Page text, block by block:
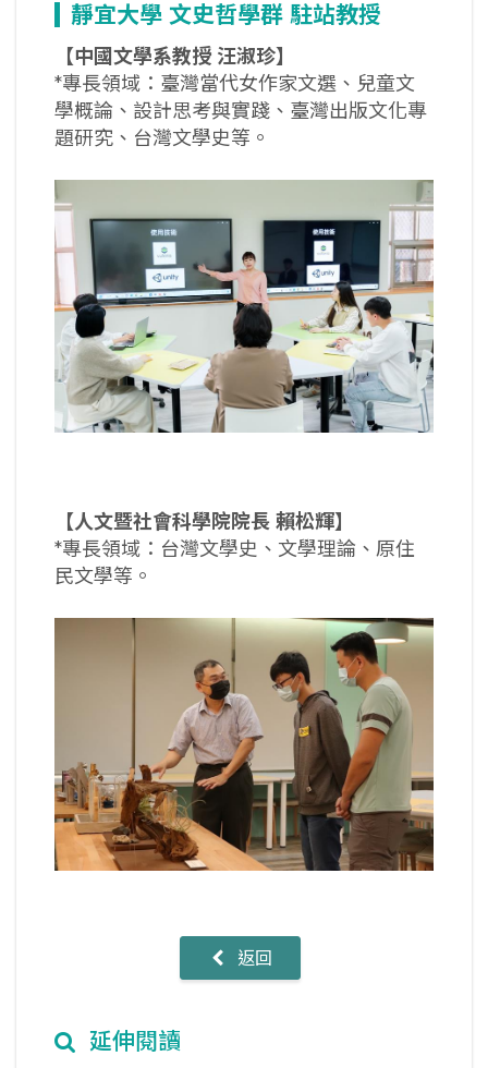
靜宜大學 文史哲學群 駐站教授
【中國文學系教授 汪淑珍】
*專長領域：臺灣當代女作家文選、兒童文
學概論、設計思考與實踐、臺灣出版文化專
題研究、台灣文學史等。
【人文暨社會科學院院長 賴松輝】
*專長領域：台灣文學史、文學理論、原住
民文學等。
返回
延伸閱讀